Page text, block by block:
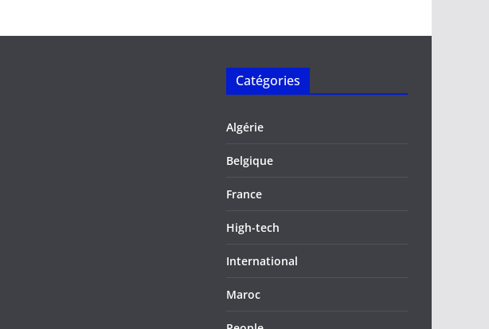
Catégories
Algérie
Belgique
France
High-tech
International
Maroc